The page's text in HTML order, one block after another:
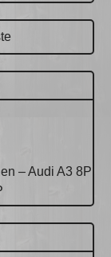
– Audi A3 8P